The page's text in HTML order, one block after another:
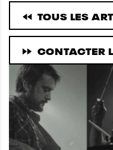
TOUS LES
CONTACTER